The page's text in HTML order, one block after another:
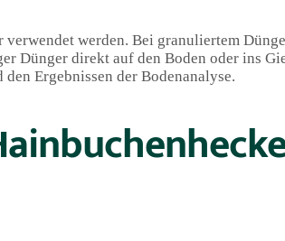
werden. Bei granuliertem
Dünger direkt auf den Boden oder ins
Ergebnissen der Bodenanalyse.